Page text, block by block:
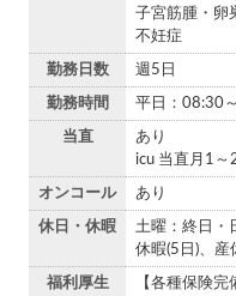
子宮筋腫・卵
不妊症
勤務日数 週5日
勤務時間 平日：08:30
当直
あり
icu 当直月1～
オンコール あり
休日・休暇
土曜：終日・
休暇(5日)、産
福利厚生
【各種保険